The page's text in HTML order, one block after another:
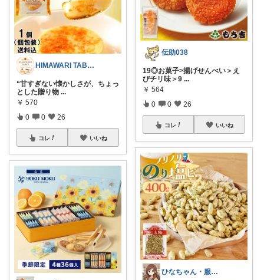
HIMAWARI TABLE🌼
“甘すぎない懐かしさが、ちょっ
とした贈り物 ...
￥ 570
0 0 26
コレ いいね
伝助038
19◎お菓子>揚げせんべい＞え
びチリ味＞9 ...
￥ 564
0 0 26
コレ いいね
ひなちゃん・服屋 や食料品・生活必需品